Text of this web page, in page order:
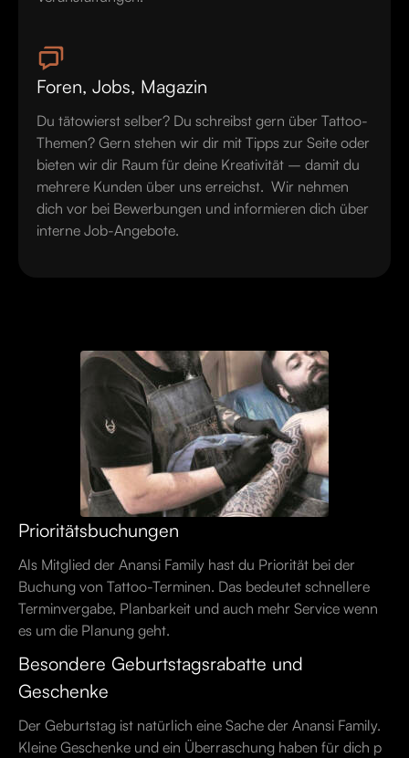
Foren, Jobs, Magazin
‍Du tätowierst selber? Du schreibst gern über Tattoo-
Themen? Gern stehen wir dir mit Tipps zur Seite oder
bieten wir dir Raum für deine Kreativität – damit du
mehrere Kunden über uns erreichst. Wir nehmen
dich vor bei Bewerbungen und informieren dich über
interne Job-Angebote.
Prioritätsbuchungen
Als Mitglied der Anansi Family hast du Priorität bei der
Buchung von Tattoo-Terminen. Das bedeutet schnellere
Terminvergabe, Planbarkeit und auch mehr Service wenn
es um die Planung geht.
Besondere Geburtstagsrabatte und
Geschenke
Der Geburtstag ist natürlich eine Sache der Anansi Family.
Kleine Geschenke und ein Überraschung haben für dich p